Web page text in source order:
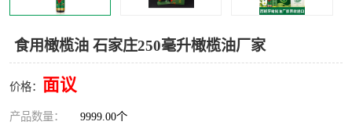
食用橄榄油 石家庄250毫升橄榄油厂家
价格： 面议
产品数量： 9999.00个